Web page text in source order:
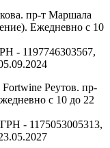
пр-т Маршала
Ежедневно с 10
- 1197746303567,
Fortwine Реутов. пр-
с 10 до 22
- 1175053005313,